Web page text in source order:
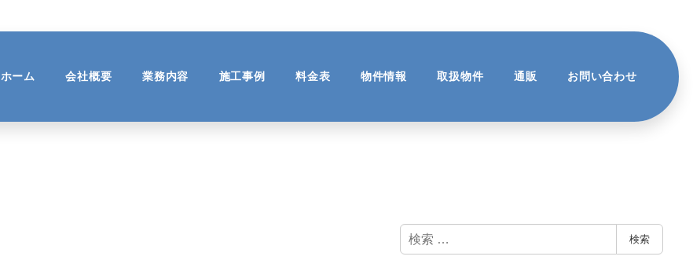
ホーム 会社概要 業務内容 施工事例 料金表 物件情報 取扱物件 通販 お問い合わせ
検
索
検索